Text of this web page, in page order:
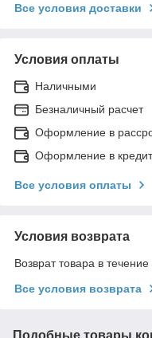
Все условия доставки
Условия оплаты
Наличными
Безналичный расчет
Оформление в
Оформление в кредит
Все условия оплаты
Условия возврата
Возврат товара в
Все условия возврата
Подобные товары